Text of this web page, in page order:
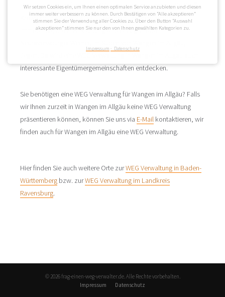
Ravensburg auch für die WEG Verwaltung interessant. Die Große
Kreisstadt hat über 27.000 Einwohner und viele schöne
Immobilien, die z. B. Richtung Untere Argen oder
interessante Eigentümergemeinschaften entdecken.
Sie benötigen eine WEG Verwaltung für Wangen im Allgäu? Falls
wir Ihnen zurzeit in Wangen im Allgäu keine WEG Verwaltung
präsentieren können, können Sie uns via E-Mail kontaktieren, wir
finden auch für Wangen im Allgäu eine WEG Verwaltung.
Hier finden Sie auch weitere Orte zurWEG Verwaltung in Baden-
Württemberg bzw. zurWEG Verwaltung im Landkreis
Ravensburg.
© 2026 frag-einen-weg-verwalter.de. Alle Rechte vorbehalten.
Impressum
Datenschutz
Wir setzen Cookies ein, um Ihnen einen optimalen Service anzubieten und diesen
immer weiter verbessern zu können. Durch Bestätigen von “Alle akzeptieren”
stimmen Sie der Verwendung aller Cookies zu. Über den Button “Auswahl
akzeptieren” stimmen Sie nur den von Ihnen gewählten Kategorien zu.
Impressum Datenschutz